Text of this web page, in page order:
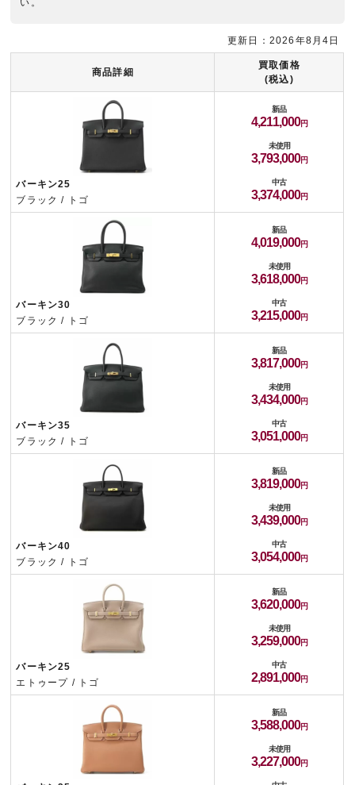
い。
商品詳細
買取価格
(税込)
バーキン25
ブラック / トゴ
新品
4,211,000
未使用
3,793,000
中古
3,374,000
バーキン30
ブラック / トゴ
新品
4,019,000
未使用
3,618,000
中古
3,215,000
バーキン35
ブラック / トゴ
新品
3,817,000
未使用
3,434,000
中古
3,051,000
バーキン40
ブラック / トゴ
新品
3,819,000
未使用
3,439,000
中古
3,054,000
バーキン25
エトゥープ / トゴ
新品
3,620,000
未使用
3,259,000
中古
2,891,000
新品
3,588,000
未使用
3,227,000
更新日：2026年8月4日